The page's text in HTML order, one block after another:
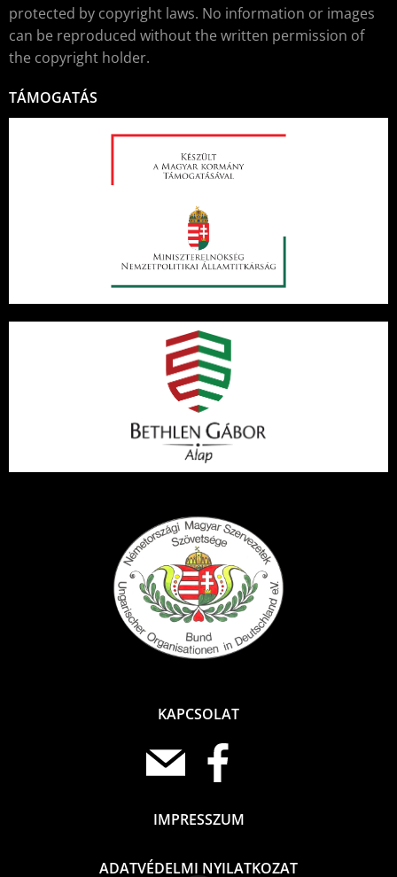
protected by copyright laws. No information or images
can be reproduced without the written permission of
the copyright holder.
TÁMOGATÁS
KAPCSOLAT
IMPRESSZUM
ADATVÉDELMI NYILATKOZAT